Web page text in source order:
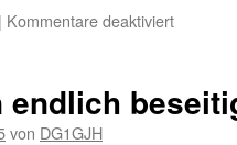
| Kommentare deaktiviertfür
OSCAR-
endlich
von DG1GJH